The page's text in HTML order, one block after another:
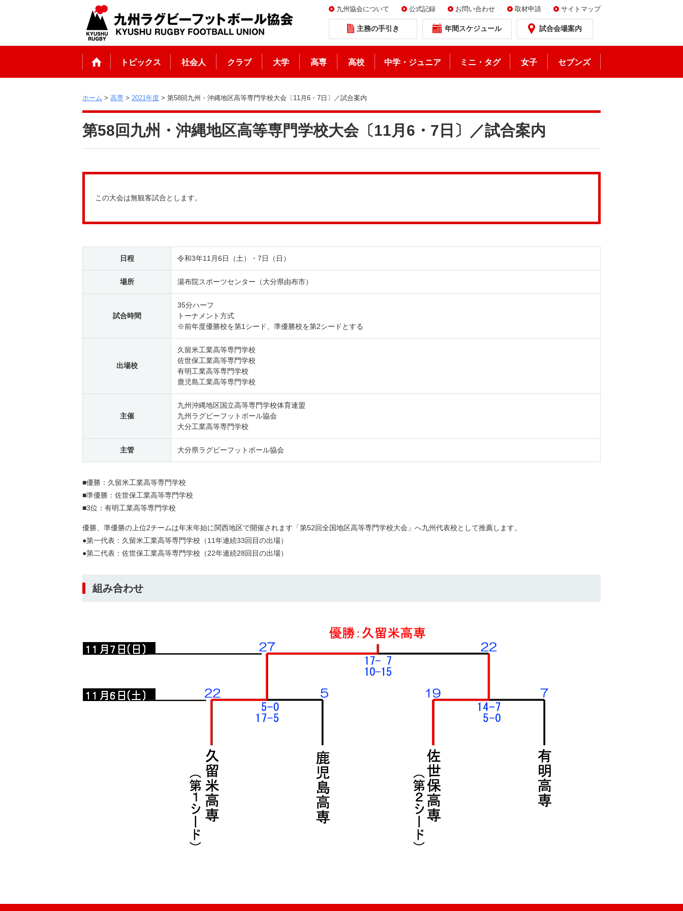
九州協会について 公式記録 お問い合わせ 取材申請 サイトマップ
主務の手引き 年間スケジュール 試合会場案内
トピックス 社会人 クラブ 大学 高専 高校 中学・ジュニア ミニ・タグ 女子 セブンズ
ホーム > 高専 > 2021年度 > 第58回九州・沖縄地区高等専門学校大会〔11月6・7日〕／試合案内
第58回九州・沖縄地区高等専門学校大会〔11月6・7日〕／試合案内
この大会は無観客試合とします。
日程 令和3年11月6日（土）・7日（日）
場所 湯布院スポーツセンター（大分県由布市）
試合時間
35分ハーフ
トーナメント方式
※前年度優勝校を第1シード、準優勝校を第2シードとする
出場校
久留米工業高等専門学校
佐世保工業高等専門学校
有明工業高等専門学校
鹿児島工業高等専門学校
主催
九州沖縄地区国立高等専門学校体育連盟
九州ラグビーフットボール協会
大分工業高等専門学校
主管 大分県ラグビーフットボール協会
■優勝：久留米工業高等専門学校
■準優勝：佐世保工業高等専門学校
■3位：有明工業高等専門学校
優勝、準優勝の上位2チームは年末年始に関西地区で開催されます「第52回全国地区高等専門学校大会」へ九州代表校として推薦します。
●第一代表：久留米工業高等専門学校（11年連続33回目の出場）
●第二代表：佐世保工業高等専門学校（22年連続28回目の出場）
組み合わせ